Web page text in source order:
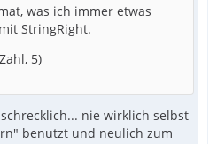
was ich immer etwas
StringRight.
5)
nie wirklich selbst
benutzt und neulich zum